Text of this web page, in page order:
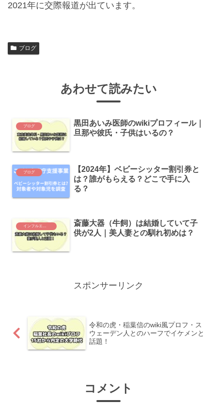
2021年に交際報道が出ています。
ブログ
あわせて読みたい
ブログ
黒田あいみ医師のwikiプロフィール｜
旦那や彼氏・子供はいるの？
ブログ
【2024年】ベビーシッター割引券と
は？誰がもらえる？どこで手に入
る？
インフルエンサー
斎藤大器（牛飼）は結婚していて子
供が2人｜美人妻との馴れ初めは？
スポンサーリンク
令和の虎・稲葉信のwiki風プロフ・ス
ウェーデン人とのハーフでイケメンと
話題！
コメント